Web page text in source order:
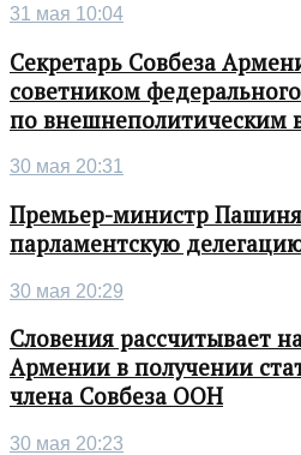
31 мая 10:04
Секретарь Совбеза
советником
по внешнеполитическим
30 мая 20:31
Премьер-министр
парламентскую
30 мая 20:29
Словения рассчитывает
Армении в получении
члена Совбеза ООН
30 мая 20:23